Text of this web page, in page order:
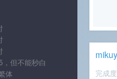
完成
但不能秒白
体